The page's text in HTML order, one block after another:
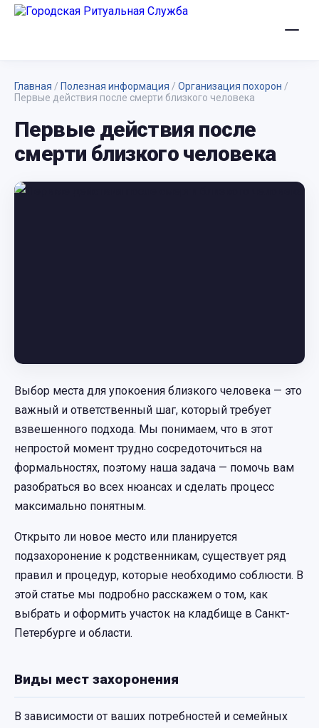
Главная / Полезная информация / Организация похорон /
Первые действия после смерти близкого человека
Первые действия после
смерти близкого человека
Выбор места для упокоения близкого человека — это
важный и ответственный шаг, который требует
взвешенного подхода. Мы понимаем, что в этот
непростой момент трудно сосредоточиться на
формальностях, поэтому наша задача — помочь вам
разобраться во всех нюансах и сделать процесс
максимально понятным.
Открыто ли новое место или планируется
подзахоронение к родственникам, существует ряд
правил и процедур, которые необходимо соблюсти. В
этой статье мы подробно расскажем о том, как
выбрать и оформить участок на кладбище в Санкт-
Петербурге и области.
Виды мест захоронения
В зависимости от ваших потребностей и семейных